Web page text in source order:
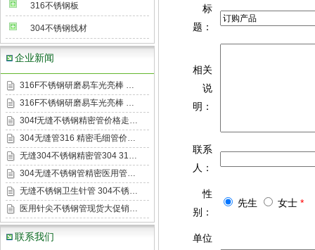
316不锈钢板
304不锈钢线材
企业新闻
316F不锈钢研磨易车光亮棒 …
316F不锈钢研磨易车光亮棒 …
304f无缝不锈钢精密管价格走…
304无缝管316 精密毛细管价…
无缝304不锈钢精密管304 31…
304无缝不锈钢管精密医用管…
无缝不锈钢卫生针管 304不锈…
医用针尖不锈钢管现货大促销…
联系我们
标
题：
相关
说
明：
联系
人：
性
别：
先生 女士 *
单位